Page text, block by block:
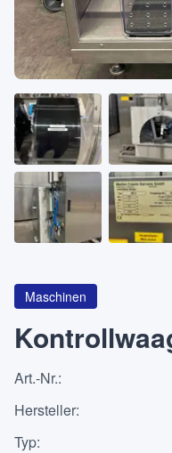
Über
KATEGORIEN
Maschinen
Pumpen
Behälter
Anfrageliste
Kontakt
Maschinen
Art.-Nr.:
Hersteller:
Typ: